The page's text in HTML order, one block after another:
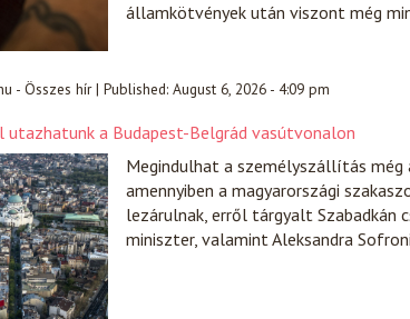
államkötvények után viszont még
- Összes hír| Published: August 6, 2026 - 4:09 pm
utazhatunk a Budapest-Belgrád vasútvonalon
Megindulhat a személyszállítás még
amennyiben a magyarországi
lezárulnak, erről tárgyalt Szabadkán
miniszter, valamint Aleksandra